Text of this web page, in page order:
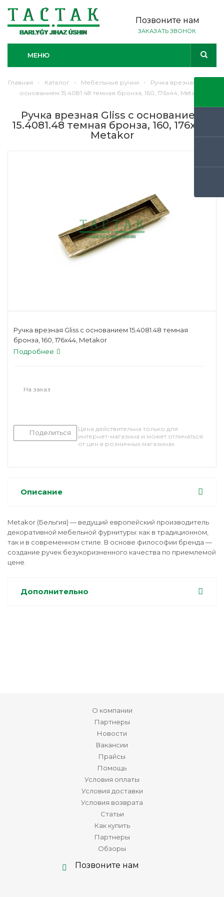
Позвоните нам
ЗАКАЗАТЬ ЗВОНОК
МЕНЮ
Главная - Каталог - Мебельные ручки -
Ручка врезная Gliss с
основанием 15.4081.48 темная бронза, 160, 176х44, Metakor
Ручка врезная Gliss с основанием
15.4081.48 темная бронза, 160, 176х44,
Metakor
Ручка врезная Gliss с основанием 15.4081.48 темная
бронза, 160, 176х44, Metakor
Подробнее
На заказ
Поделиться
Цена действительна только для
интернет-магазина и может отличаться
от цен в розничных магазинах
Описание
Metakor (Бельгия) — ведущий европейский производитель
декоративной мебельной фурнитуры: как в традиционном,
так и в современном стиле. В основе философии бренда —
создание ручек безукоризненного качества по приемлемой
цене.
Дополнительно
О компании
Партнеры
Новости
Вакансии
Прайсы
Помощь
Условия оплаты
Условия доставки
Условия возврата
Статьи
Как купить
Партнеры
Обзоры
Позвоните нам